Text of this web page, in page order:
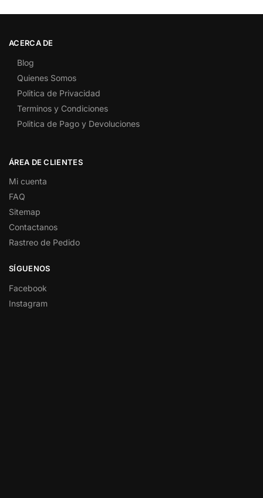
ACERCA DE
Blog
Quienes Somos
Politica de Privacidad
Terminos y Condiciones
Politica de Pago y Devoluciones
ÁREA DE CLIENTES
Mi cuenta
FAQ
Sitemap
Contactanos
Rastreo de Pedido
SÍGUENOS
Facebook
Instagram